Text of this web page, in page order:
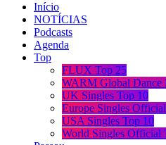
Início
NOTÍCIAS
Podcasts
Agenda
Top
FLUX Top 25
WARM Global Dance
UK Singles Top 10
Europe Singles
USA Singles Top 10
World Singles Official